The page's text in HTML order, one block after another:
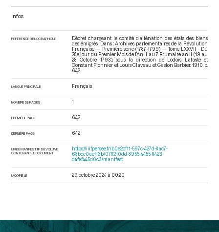
Infos
RÉFÉRENCE BIBLIOGRAPHIQUE
Décret chargeant le comité d’aliénation des états des biens
des émigrés . Dans : Archives parlementaires de la Révolution
Française — Première série (1787-1799) — Tome LXXVII - Du
28e jour du Premier Mois de l’An II au 7 Brumaire an II (19 au
28 Octobre 1793), sous la direction de Lodoïs Lataste et
Constant Pionnier et Louis Claveau et Gaston Barbier. 1910. p.
642.
LANGUE PRINCIPALE Français
NOMBRE DE PAGES 1
PREMIÈRE PAGE 642
DERNIÈRE PAGE 642
URI DU MANIFEST IIIF DU VOLUME
CONTENANT LE DOCUMENT
https://iiif.persee.fr/b0e2cf11-597c-427d-8ac7-
68bcc0acf13b/078210dd-8955-4455-8423-
d4fef445d0c3/manifest
MODIFIÉ LE 29 octobre 2024 à 00:20